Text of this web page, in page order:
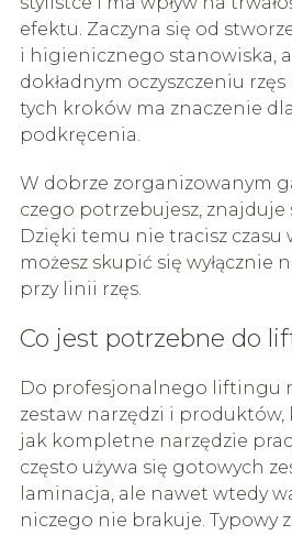
efektu. Zaczyna się od
i higienicznego stanowiska,
dokładnym oczyszczeniu
tych kroków ma znaczenie
podkręcenia.
W dobrze zorganizowanym
czego potrzebujesz, znajduje
Dzięki temu nie tracisz czasu
możesz skupić się wyłącznie
przy linii rzęs.
Co jest potrzebne do
Do profesjonalnego liftingu
zestaw narzędzi i produktów,
jak kompletne narzędzie
często używa się gotowych
laminacja, ale nawet wtedy
niczego nie brakuje. Typowy